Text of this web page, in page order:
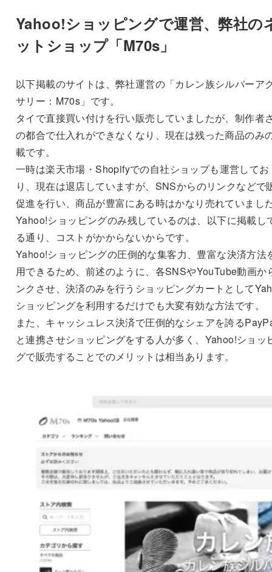
Yahoo!ショッピングで運営、弊社の
ットショップ「M70s」
以下掲載のサイトは、弊社運営の「カレン族シルバーア
サリー：M70s」です。
タイで直接買い付けを行い販売していましたが、制作者
の都合で仕入れができなくなり、現在は残った商品のみ
載です。
一時は楽天市場・Shopifyでの自社ショップも運営してお
り、現在は退店していますが、SNSからのリンクなどで
促進を行い、商品が豊富にある時はかなり売れていまし
Yahoo!ショッピングのみ残しているのは、以下に掲載し
る通り、コストがかからないからです。
Yahoo!ショッピングの圧倒的な集客力、豊富な決済方法
用できるため、前述のように、各SNSやYouTube動画か
ンクさせ、決済のみを行うショッピングカートとして
ショッピングを利用するだけでも大変有効な方法です。
また、キャッシュレス決済で圧倒的なシェアを誇る
と連携させショッピングをする人が多く、Yahoo!ショッ
グで販売することでのメリットは相当あります。